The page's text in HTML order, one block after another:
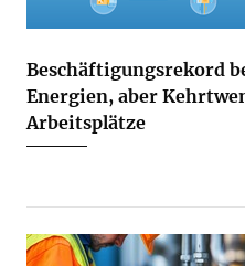
Beschäftigungsrekord
Energien, aber
Arbeitsplätze